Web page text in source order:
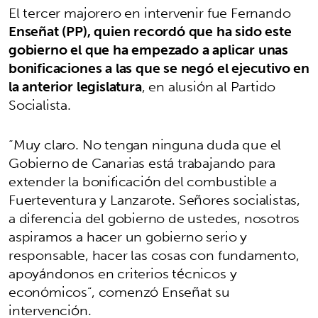
El tercer majorero en intervenir fue Fernando
Enseñat (PP), quien recordó que ha sido este
gobierno el que ha empezado a aplicar unas
bonificaciones a las que se negó el ejecutivo en
la anterior legislatura, en alusión al Partido
Socialista.
“Muy claro. No tengan ninguna duda que el
Gobierno de Canarias está trabajando para
extender la bonificación del combustible a
Fuerteventura y Lanzarote. Señores socialistas,
a diferencia del gobierno de ustedes, nosotros
aspiramos a hacer un gobierno serio y
responsable, hacer las cosas con fundamento,
apoyándonos en criterios técnicos y
económicos”, comenzó Enseñat su
intervención.